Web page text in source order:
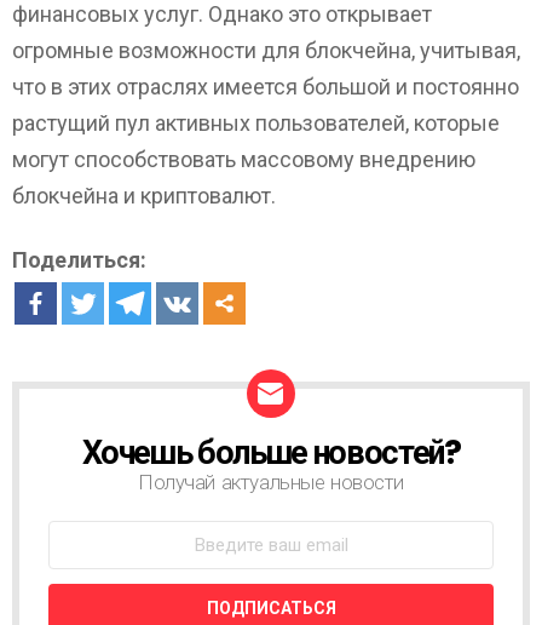
финансовых услуг. Однако это открывает
огромные возможности для блокчейна, учитывая,
что в этих отраслях имеется большой и постоянно
растущий пул активных пользователей, которые
могут способствовать массовому внедрению
блокчейна и криптовалют.
Поделиться:
О
Т
Н
Хочешь больше новостей?
Получай актуальные новости